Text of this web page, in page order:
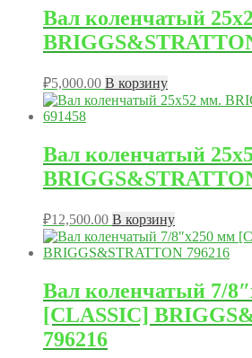
Вал коленчатый
₽5,000.00 В корзину
Вал коленчатый
₽12,500.00 В корзину
Вал коленчатый 7/
[CLASSIC]
796216